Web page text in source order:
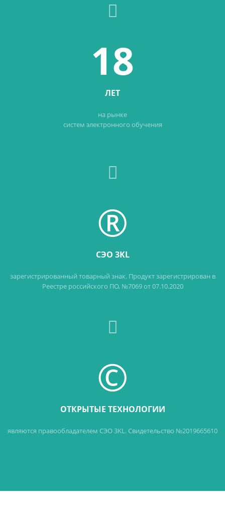
18
ЛЕТ
на рынке
систем электронного обучения
®
СЭО 3KL
зарегистрированный товарный знак. Продукт зарегистрирован в
Реестре российского ПО, №7069 от 07.10.2020
©
ОТКРЫТЫЕ ТЕХНОЛОГИИ
являются правообладателем СЭО 3KL. Свидетельство №2019665610